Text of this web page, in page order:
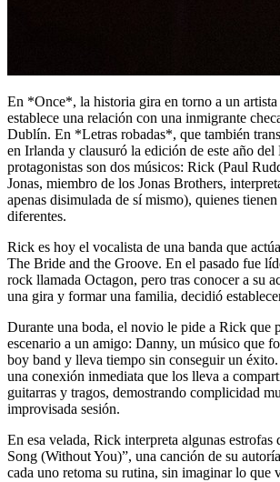
En *Once*, la historia gira en torno a un
establece una relación con una inmigrante
Dublín. En *Letras robadas*, que también
en Irlanda y clausuró la edición de este año
protagonistas son dos músicos: Rick (Paul
Jonas, miembro de los Jonas Brothers,
apenas disimulada de sí mismo), quienes
diferentes.
Rick es hoy el vocalista de una banda que
The Bride and the Groove. En el pasado fue
rock llamada Octagon, pero tras conocer a su
una gira y formar una familia, decidió
Durante una boda, el novio le pide a Rick que
escenario a un amigo: Danny, un músico que
boy band y lleva tiempo sin conseguir un
una conexión inmediata que los lleva a
guitarras y tragos, demostrando complicidad
improvisada sesión.
En esa velada, Rick interpreta algunas
Song (Without You)”, una canción de su
cada uno retoma su rutina, sin imaginar lo que